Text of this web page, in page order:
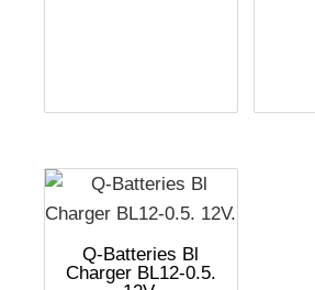
Q-Batteries Bl
Charger BL12-0.5.